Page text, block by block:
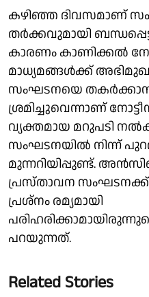
കഴിഞ്ഞ ദിവസമാണ്
തര്‍ക്കവുമായി
കാരണം കാണിക്കല്‍
മാധ്യമങ്ങള്‍ക്ക്
സംഘടനയെ
ശ്രമിച്ചുവെന്നാണ്
വ്യക്തമായ മറുപടി
സംഘടനയിൽ നിന്ന്
മുന്നറിയിപ്പുണ്ട്.
പ്രസ്താവന സംഘടനക്ക്
പ്രശ്നം രമ്യമായി
പറയുന്നത്.
Related Stories